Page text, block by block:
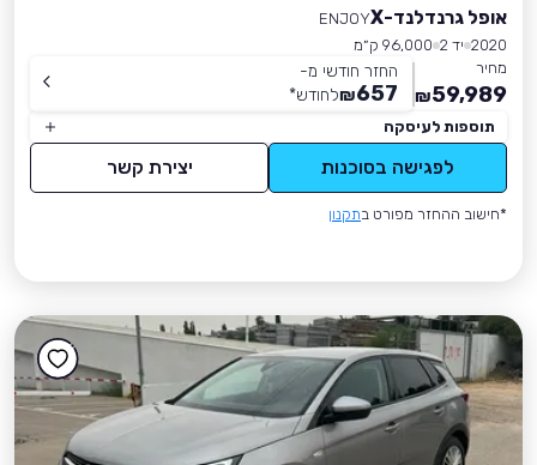
אופל גרנדלנד-X
ENJOY
2020 יד 2
96,000 ק״מ
מחיר
59,989
₪
החזר חודשי מ-
657
₪לחודש*
תוספות לעיסקה
לפגישה בסוכנות יצירת קשר
*חישוב ההחזר מפורט בתקנון